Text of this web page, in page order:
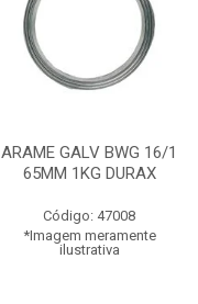
ARAME GALV BWG 16/1
65MM 1KG DURAX
Código: 47008
*Imagem meramente
ilustrativa